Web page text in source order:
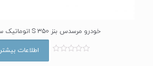
خودرو مرسدس بنز S 350 اتوماتیک سال 2012
اطلاعات بیشتر